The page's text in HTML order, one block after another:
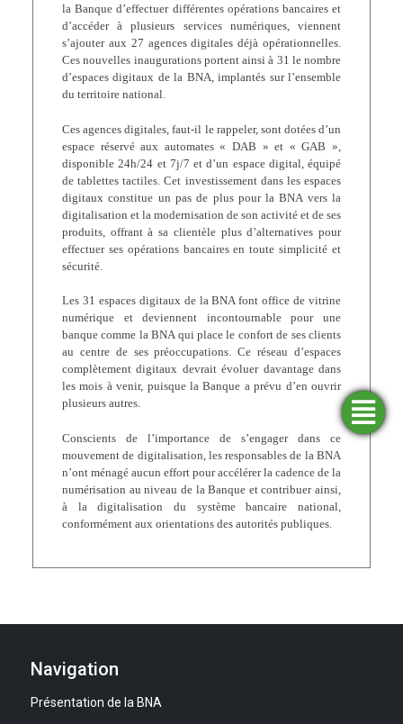
la Banque d’effectuer différentes opérations bancaires et
d’accéder à plusieurs services numériques, viennent
s’ajouter aux 27 agences digitales déjà opérationnelles.
Ces nouvelles inaugurations portent ainsi à 31 le nombre
d’espaces digitaux de la BNA, implantés sur l’ensemble
du territoire national.
Ces agences digitales, faut-il le rappeler, sont dotées d’un
espace réservé aux automates « DAB » et « GAB »,
disponible 24h/24 et 7j/7 et d’un espace digital, équipé
de tablettes tactiles. Cet investissement dans les espaces
digitaux constitue un pas de plus pour la BNA vers la
digitalisation et la modernisation de son activité et de ses
produits, offrant à sa clientèle plus d’alternatives pour
effectuer ses opérations bancaires en toute simplicité et
sécurité.
Les 31 espaces digitaux de la BNA font office de vitrine
numérique et deviennent incontournable pour une
banque comme la BNA qui place le confort de ses clients
au centre de ses préoccupations. Ce réseau d’espaces
complètement digitaux devrait évoluer davantage dans
les mois à venir, puisque la Banque a prévu d’en ouvrir
plusieurs autres.
Conscients de l’importance de s’engager dans ce
mouvement de digitalisation, les responsables de la BNA
n’ont ménagé aucun effort pour accélérer la cadence de la
numérisation au niveau de la Banque et contribuer ainsi,
à la digitalisation du système bancaire national,
conformément aux orientations des autorités publiques.
Navigation
Présentation de la BNA
Trouver
une
agence
Demander
un
financement
Simulateurs
Ouvrir
un
compte